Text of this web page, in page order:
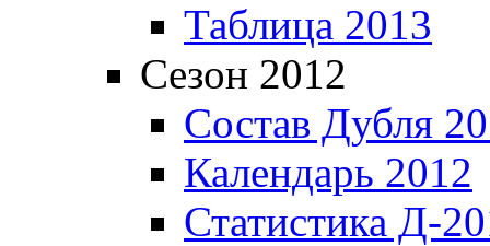
Таблица 2013
Сезон 2012
Состав Дубля
Календарь 2012
Статистика Д-